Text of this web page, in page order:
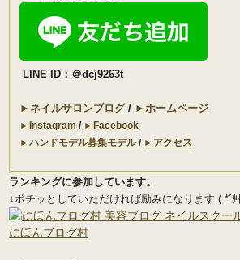
LINE ID：＠dcj9263t
►ネイルサロンブログ/ ►ホームページ
►Instagram / ►Facebook
►ハンドモデル募集モデル/ ►アクセス
ランキングに参加しています。
↓ポチッとしていただければ励みになります ( *´
にほんブログ村